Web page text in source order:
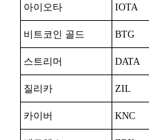
아이오타 IOTA
비트코인 골드 BTG
스트리머 DATA
질리카 ZIL
카이버 KNC